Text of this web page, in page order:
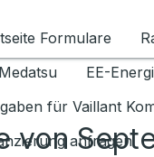
Formulare
EE-
für Vaillant
anfragen
von